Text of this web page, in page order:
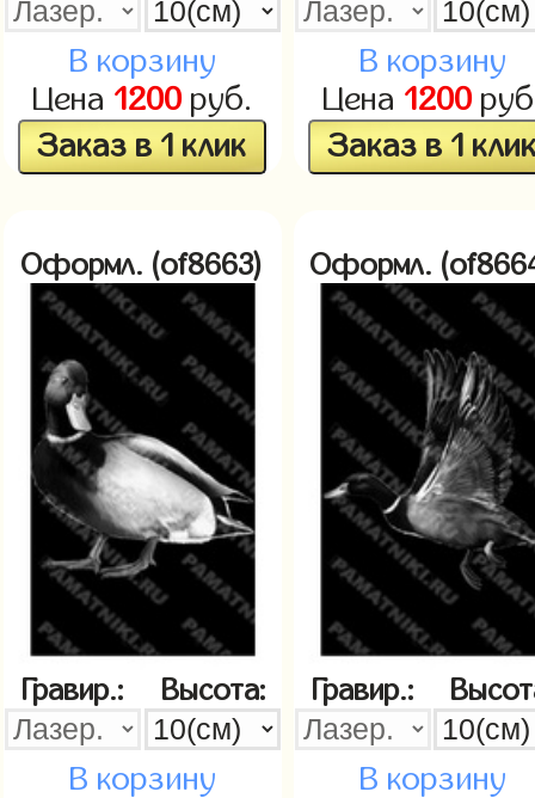
В корзину
Цена 1200руб.
Заказ в 1 клик
В корзину
Цена 1200
Заказ в 1
Оформл. (of8663)
Гравир.: Высота:
В корзину
Оформл.
Гравир.:
В корзину